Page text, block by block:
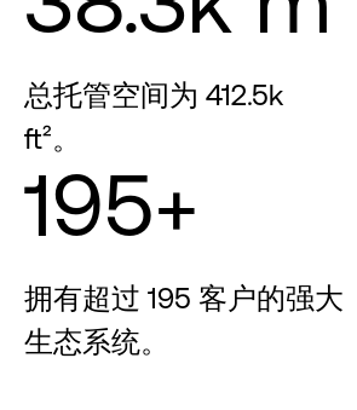
总托管空间为 412.5k
ft²。
195+
拥有超过 195 客户的强大
生态系统。